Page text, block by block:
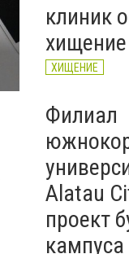
клиник
ХИЩЕНИЕ
Филиал
Alatau
проект
кампуса